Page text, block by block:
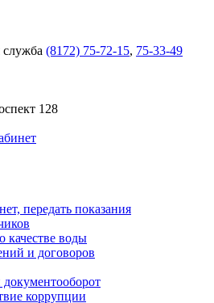
служба (8172) 75-72-15, 75-33-49
128
передать показания
качестве воды
и договоров
коррупции